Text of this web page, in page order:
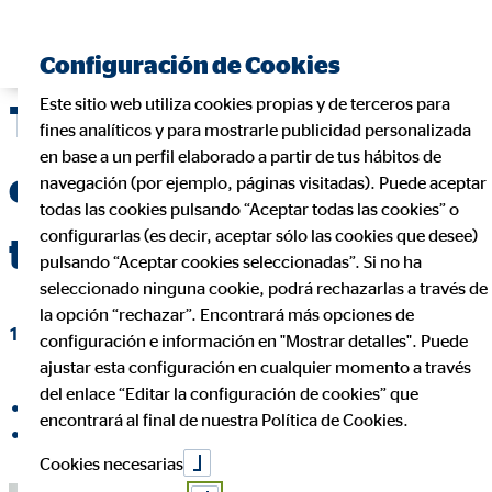
Tu futuro financiero
como militar: planifica
tu jubilación con OVB
14 de octubre de 2024|OVB Allfinanz España S.A.
compartir en Facebook
Configuración de Cookies
Este sitio web utiliza cookies propias y de terceros para
fines analíticos y para mostrarle publicidad personalizada
en base a un perfil elaborado a partir de tus hábitos de
navegación (por ejemplo, páginas visitadas). Puede aceptar
todas las cookies pulsando “Aceptar todas las cookies” o
configurarlas (es decir, aceptar sólo las cookies que desee)
pulsando “Aceptar cookies seleccionadas”. Si no ha
seleccionado ninguna cookie, podrá rechazarlas a través de
la opción “rechazar”. Encontrará más opciones de
configuración e información en "Mostrar detalles". Puede
ajustar esta configuración en cualquier momento a través
del enlace “Editar la configuración de cookies” que
encontrará al final de nuestra Política de Cookies.
Cookies necesarias